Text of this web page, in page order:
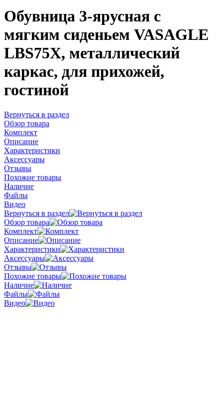
Обувница 3-ярусная с
мягким сиденьем VASAGLE
LBS75X, металлический
каркас, для прихожей,
гостиной
Вернуться в раздел
Обзор товара
Комплект
Описание
Характеристики
Аксессуары
Отзывы
Похожие товары
Наличие
Файлы
Видео
Вернуться в раздел
Обзор товара
Комплект
Описание
Характеристики
Аксессуары
Отзывы
Похожие товары
Наличие
Файлы
Видео